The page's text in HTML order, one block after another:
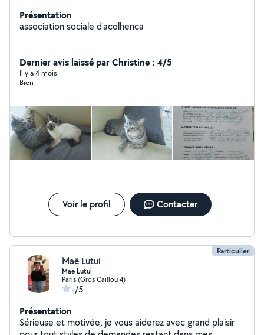
Présentation
association sociale d'acolhenca
Dernier avis laissé par Christine : 4/5
Il y a 4 mois
Bien
Voir le profil Contacter
Particulier
Maë Lutui
Mae Lutui
Paris (Gros Caillou 4)
-/5
Présentation
Sérieuse et motivée, je vous aiderez avec grand plaisir